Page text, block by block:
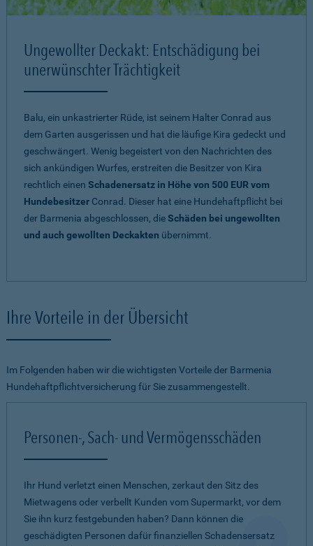
Ungewollter Deckakt: Entschädigung bei
unerwünschter Trächtigkeit
Balu, ein unkastrierter Rüde, ist seinem Halter Conrad aus
dem Garten ausgerissen und hat die läufige Kira gedeckt und
geschwängert. Wenig begeistert von den Nachrichten des
sich ankündigen Wurfes, erstreiten die Besitzer von Kira
rechtlich einen Schadenersatz in Höhe von 500 EUR vom
Hundebesitzer Conrad. Dieser hat eine Hundehaftpflicht bei
der Barmenia abgeschlossen, dieSchäden bei ungewollten
und auch gewollten Deckakten übernimmt.
Ihre Vorteile in der Übersicht
Im Folgenden haben wir die wichtigsten Vorteile der Barmenia
Hundehaftpflichtversicherung für Sie zusammengestellt.
Personen-, Sach- und Vermögensschäden
Ihr Hund verletzt einen Menschen, zerkaut den Sitz des
Mietwagens oder verbellt Kunden vom Supermarkt, vor dem
Sie ihn kurz festgebunden haben? Dann können die
geschädigten Personen dafür finanziellen Schadensersatz